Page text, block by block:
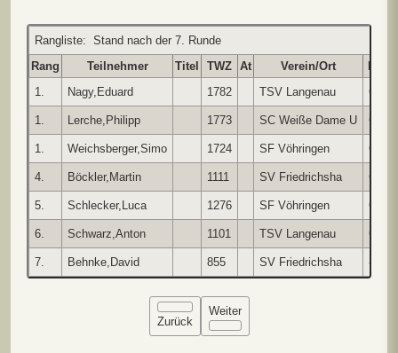
Rangliste: Stand nach der 7. Runde
Rang
Teilnehmer Titel TWZ At Verein/Ort
1.
Nagy,Eduard 1782 TSV Langenau GER
1. Lerche,Philipp 1773 SC Weiße Dame U GER
1. Weichsberger,Simo 1724 SF Vöhringen GER
4. Böckler,Martin 1111 SV Friedrichsha GER
5. Schlecker,Luca 1276 SF Vöhringen GER
6. Schwarz,Anton 1101 TSV Langenau GER
7. Behnke,David 855 SV Friedrichsha -
Zurück
Weiter